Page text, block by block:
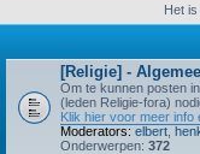
Het
[Religie] -
Om te kunnen posten
(leden Religie-fora)
Klik hier voor meer
Moderators: elbert
Onderwerpen: 372